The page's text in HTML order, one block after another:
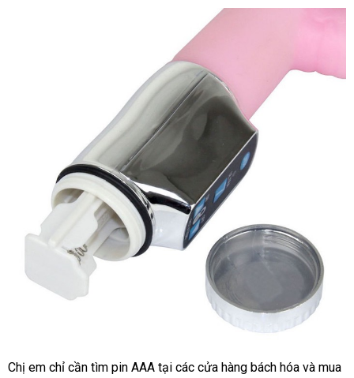
Máy
Chị em chỉ cần tìm pin AAA tại thảo
các cửa hàng bách hóa nhập
và mua